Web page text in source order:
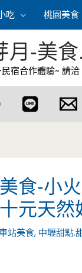
吃 桃園美食
月-美
宿合作體驗~ 請洽
食-小
元天然
站美食, 中壢甜點.